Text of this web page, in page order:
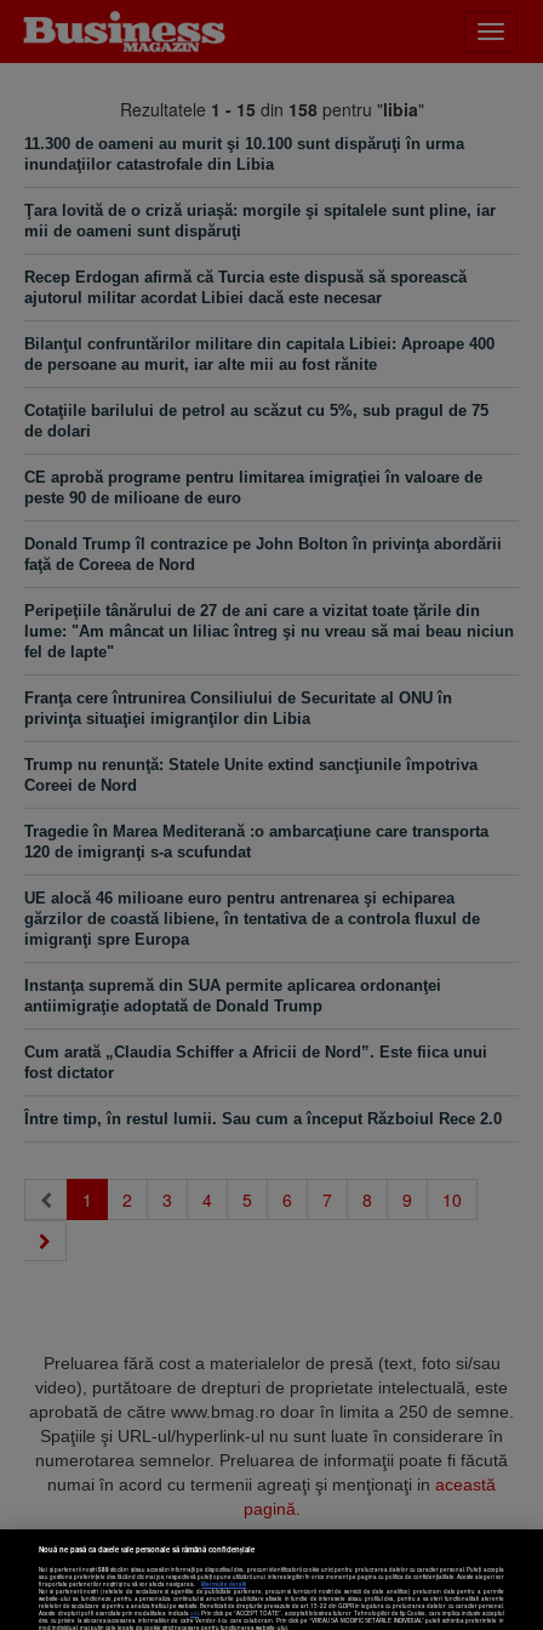
meniu
Rezultatele 1 - 15 din 158pentru "libia"
11.300 de oameni au murit şi 10.100 sunt dispăruţi în urma
inundaţiilor catastrofale din Libia
Ţara lovită de o criză uriaşă: morgile şi spitalele sunt pline, iar
mii de oameni sunt dispăruţi
Recep Erdogan afirmă că Turcia este dispusă să sporească
ajutorul militar acordat Libiei dacă este necesar
Bilanţul confruntărilor militare din capitala Libiei: Aproape 400
de persoane au murit, iar alte mii au fost rănite
Cotaţiile barilului de petrol au scăzut cu 5%, sub pragul de 75
de dolari
CE aprobă programe pentru limitarea imigraţiei în valoare de
peste 90 de milioane de euro
Donald Trump îl contrazice pe John Bolton în privinţa abordării
faţă de Coreea de Nord
Peripeţiile tânărului de 27 de ani care a vizitat toate ţările din
lume: "Am mâncat un liliac întreg şi nu vreau să mai beau niciun
fel de lapte"
Franţa cere întrunirea Consiliului de Securitate al ONU în
privinţa situaţiei imigranţilor din Libia
Trump nu renunţă: Statele Unite extind sancţiunile împotriva
Coreei de Nord
Tragedie în Marea Mediterană :o ambarcaţiune care transporta
120 de imigranţi s-a scufundat
UE alocă 46 milioane euro pentru antrenarea şi echiparea
gărzilor de coastă libiene, în tentativa de a controla fluxul de
imigranţi spre Europa
Instanţa supremă din SUA permite aplicarea ordonanţei
antiimigraţie adoptată de Donald Trump
Cum arată „Claudia Schiffer a Africii de Nord”. Este fiica unui
fost dictator
Între timp, în restul lumii. Sau cum a început Războiul Rece 2.0
1 (current)
2 3 4 5 6 7 8 9 10
Preluarea fără cost a materialelor de presă (text, foto si/sau
video), purtătoare de drepturi de proprietate intelectuală, este
aprobată de către www.bmag.ro doar în limita a 250 de semne.
Spaţiile şi URL-ul/hyperlink-ul nu sunt luate în considerare în
numerotarea semnelor. Preluarea de informaţii poate fi făcută
numai în acord cu termenii agreaţi şi menţionaţi in această
pagină
Termeni și condiții Confidențialitate Cookies Contact
Nouă ne pasă ca datele tale personale să rămână confidențiale
Noi și partenerii noștri589stocăm și/sau accesăm informații pe dispozitivul dvs., precum identificatorii cookie unici pentru prelucrarea datelor cu caracter personal. Puteți accepta
sau gestiona preferințele dvs. făcând clic mai jos, respectiv vă puteți opune utilizării unui interes legitim în orice moment pe pagina cu politica de confidențialitate. Aceste alegeri vor
fi raportate partenerilor noștri și nu vă vor afecta navigarea.
Mai multe detalii
Noi si partenerii nostri (retelele de socializare si agentiile de publicitate partenere, precum si furnizorii nostri de servicii de date analitice) prelucram date pentru a permite
website-ului sa functioneze, pentru a personaliza continutul si anunturile publicitare afisate in functie de interesele si/sau profilul dvs., pentru a va oferi functionalitati aferente
retelelor de socializare si pentru a analiza traficul pe website. Beneficiati de drepturile prevazute de art. 15-22 din GDPR in legatura cu prelucrarea datelor cu caracter personal.
Aceste drepturi pot fi exercitate prin modalitatea indicataaici. Prin click pe “ACCEPT TOATE”, acceptati folosirea tuturor Tehnologiilor de tip Cookie, care implica inclusiv acceptul
dvs. cu privire la stocarea/accesarea informatiilor de catre Vendor-ii cu care colaboram. Prin click pe “VREAU SA MODIFIC SETARILE INDIVIDUAL” puteti schimba preferintele in
mod individual, mai putin cele legate de cookie strict necesare pentru functionarea website-ului.